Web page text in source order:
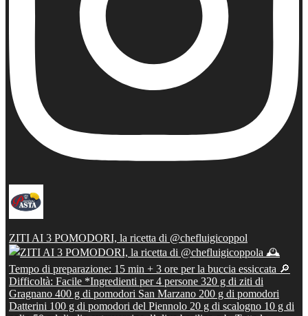
ZITI AI 3 POMODORI, la ricetta di @chefluigicoppol